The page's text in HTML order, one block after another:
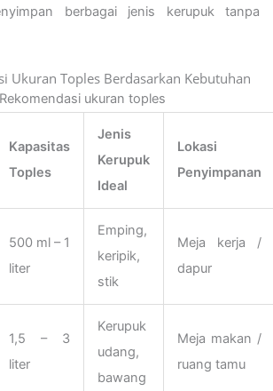
berbagai jenis kerupuk tanpa
Ukuran Toples Berdasarkan Kebutuhan
Rekomendasi ukuran toples
Kapasitas
Toples
Jenis
Kerupuk
Ideal
Lokasi
Penyimpanan
500 ml – 1
liter
Emping,
keripik,
stik
Meja kerja /
dapur
1,5 – 3
liter
Kerupuk
udang,
bawang
Meja makan /
ruang tamu